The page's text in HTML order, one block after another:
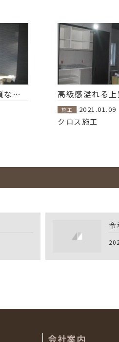
高級感溢れる上質な空間 1階に寝室の有る家
施工 2021.01.09
クロス施工
令
会社案内